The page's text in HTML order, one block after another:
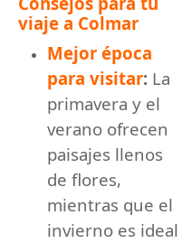
viaje a Colmar
Mejor época
para visitar: La
primavera y el
verano ofrecen
paisajes llenos
de flores,
mientras que el
invierno es ideal